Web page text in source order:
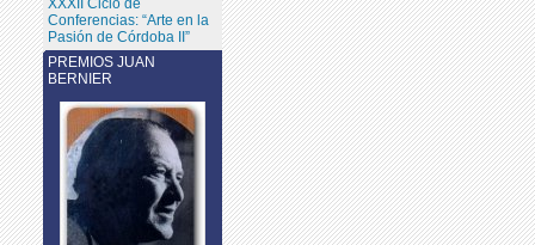
XXXII Ciclo de
Conferencias: “Arte en la
Pasión de Córdoba II”
PREMIOS JUAN
BERNIER